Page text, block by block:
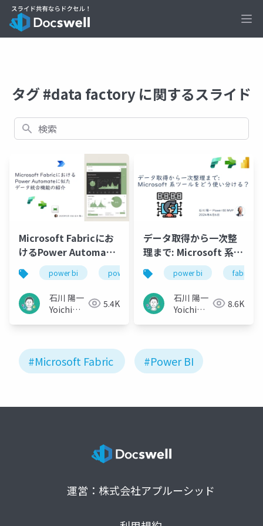
タグ #data factory に関するスライド
検索
Microsoft Fabricにお
けるPower Automate
に似たデータ統合機能
の紹介
power bi power platform microsoft fabric
石川 陽一
Yoichi
5.4K
データ取得から一次整
理まで: Microsoft 系ツ
ールをどう使い分け
る？
power bi fabric
石川 陽一
Yoichi
8.6K
#Microsoft Fabric #Power BI
運営：株式会社アプルーシッド